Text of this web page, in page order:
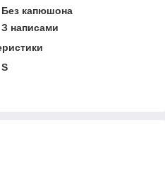
Без капюшона
З написами
S